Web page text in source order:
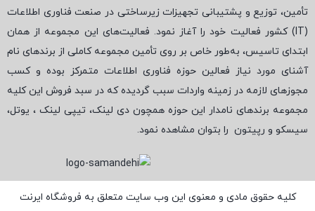
تأمین، توزیع و پشتیبانی تجهیزات زیرساختی در صنعت فناوری اطلاعات
(
IT) کشور فعالیت خود را آغاز نمود. فعالیت‌های این مجموعه از همان
ابتدای تاسیس، به‌طور خاص بر روی تأمین مجموعه کاملی از برندهای نام
آشنای مورد نیاز فعالین حوزه فناوری اطلاعات متمرکز بوده و کسب
مجوزهای لازمه در زمینه واردات سبب گردیده که در سبد فروش این کلیه
مجموعه برندهای نامدار این حوزه همچون دی لینک، تیپی لینک ، یوتل،
سیسکو و رپیتون را بتوان مشاهده نمود.
کلیه حقوق مادی و معنوی این وب سایت متعلق به فروشگاه ایرنت